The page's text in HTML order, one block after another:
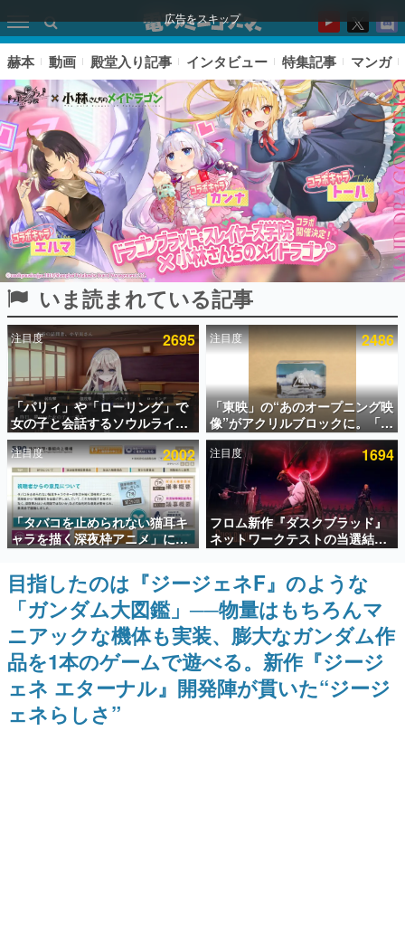
広告をスキップ
ピックアップ
電ファミのいま読まれている記事ランキング
アプリセール情報
インタビュー
連載・特集一覧
殿堂入り記事
SNS拡散数が数千以上！ ページビュー数万以上！ などな
ど。多くの人々に読まれた、電ファミ渾身の“殿堂入り”記
事をまとめました。
ゲームの企画書
名作ゲームクリエイターの方々に製作時のエピソードをお
聞きし、ヒットする企画（ゲーム）とは何か？を探ってい
きます。
赫本
この物語を解いてはいけない。『赫本』は、〈試験問題〉
の形をした短編ホラー小説集です。
新世代に訊く
赫本 動画 殿堂入り記事 インタビュー 特集記事 マンガ
いま読まれている記事
注目度 2695
「パリィ」や「ローリング」で
女の子と会話するソウルライク
恋愛ゲーム『小早川さんはソウ
ルライク』無料公開。返事に失
敗すると「YOU DIED」
注目度 2486
「東映」の“あのオープニング映
像”がアクリルブロックに。「東
映ヒストリカル グッズコレクシ
ョン」が8月下旬より発売
注目度 2002
「タバコを止められない猫耳キ
ャラを描く深夜枠アニメ」に視
聴者の一部から批判意見。違法
薬物の使用と思しき描写も含め
て、BPOが議論を交わす
注目度 1694
フロム新作『ダスクブラッド』
ネットワークテストの当選結果
が8月7日22時に発表。応募サイ
トのマイページから確認可能、
テスト実施は8月21日～24日
目指したのは『ジージェネF』のような
「ガンダム大図鑑」──物量はもちろんマ
ニアックな機体も実装、膨大なガンダム作
品を1本のゲームで遊べる。新作『ジージ
ェネ エターナル』開発陣が貫いた“ジージ
ェネらしさ”